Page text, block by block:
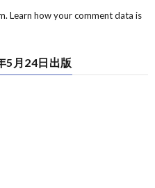
Learn how your comment data is
5月24日出版